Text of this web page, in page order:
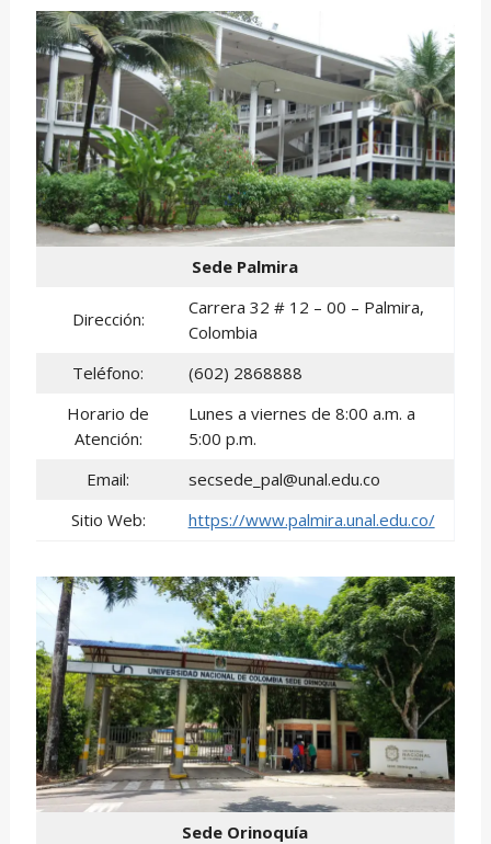
Sede Palmira
Dirección:
Carrera 32 # 12 – 00 – Palmira,
Colombia
Teléfono:
(602) 2868888
Horario de
Atención:
Lunes a viernes de 8:00 a.m. a
5:00 p.m.
Email:
secsede_pal@unal.edu.co
Sitio Web:
https://www.palmira.unal.edu.co/
Sede Orinoquía